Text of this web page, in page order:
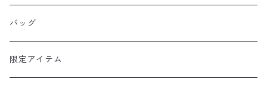
日向小次郎
カール・ハインツ・シュナイダー
缶バッジ
カーシェード
UDF
POP UP PARADE
手ぬぐい
タオル
バッグ
限定アイテム